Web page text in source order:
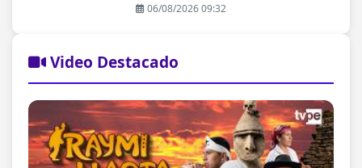
06/08/2026 09:32
Video Destacado